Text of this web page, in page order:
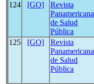
124 [GO]
Revista
Panamericana
de Salud
Pública
125 [GO]
Revista
Panamericana
de Salud
Pública